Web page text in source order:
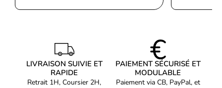
1ms pour des mouvements d'une fluidité incroyable.
Une qualité d'image exceptionnelle
Grâce à sa résolution FHD de 1920x1080, cet écran de 27" offre
une qualité d'image époustouflante et des couleurs vives et
éclatantes. La technologie Adaptivesync assure également une
maximal
Angle de vision vertical
Nombre de couleurs
affichées
16,78 millions de couleurs
Pas de pixel
0,3108 x 0,3108 mm
LIVRAISON SUIVIE ET
RAPIDE
Retrait 1H, Coursier 2H,
PAIEMENT SÉCURISÉ ET
MODULABLE
Paiement via CB, PayPal, et